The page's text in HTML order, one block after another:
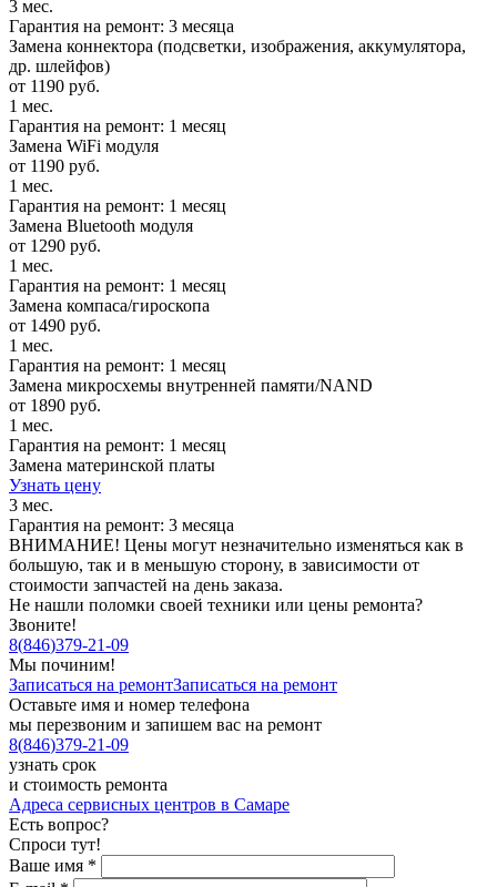
3 мес.
Гарантия на ремонт: 3 месяца
Замена коннектора (подсветки, изображения, аккумулятора,
др. шлейфов)
от 1190 руб.
1 мес.
Гарантия на ремонт: 1 месяц
Замена WiFi модуля
от 1190 руб.
1 мес.
Гарантия на ремонт: 1 месяц
Замена Bluetooth модуля
от 1290 руб.
1 мес.
Гарантия на ремонт: 1 месяц
Замена компаса/гироскопа
от 1490 руб.
1 мес.
Гарантия на ремонт: 1 месяц
Замена микросхемы внутренней памяти/NAND
от 1890 руб.
1 мес.
Гарантия на ремонт: 1 месяц
Замена материнской платы
Узнать цену
3 мес.
Гарантия на ремонт: 3 месяца
ВНИМАНИЕ! Цены могут незначительно изменяться как в
большую, так и в меньшую сторону, в зависимости от
стоимости запчастей на день заказа.
Не нашли поломки своей техники или цены ремонта?
Звоните!
8(846)379-21-09
Мы починим!
Записаться на ремонтЗаписаться на ремонт
Оставьте имя и номер телефона
мы перезвоним и запишем вас на ремонт
8(846)379-21-09
узнать срок
и стоимость ремонта
Адреса сервисных центров в Самаре
Есть вопрос?
Спроси тут!
Ваше имя *